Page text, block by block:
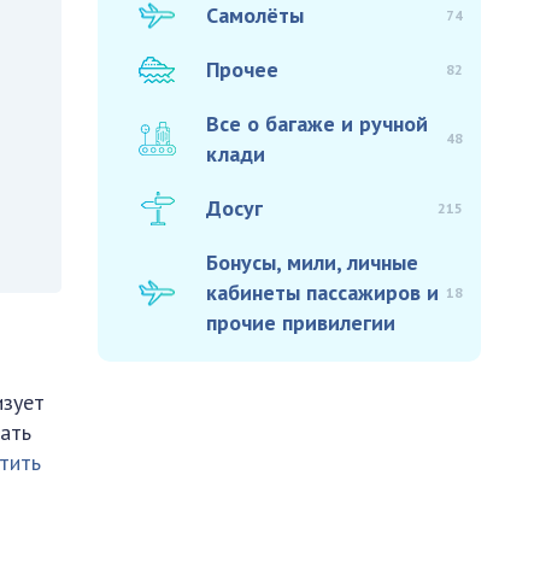
Самолёты 74
Прочее 82
Все о багаже и ручной
клади
48
Досуг 215
Бонусы, мили, личные
кабинеты пассажиров и
прочие привилегии
18